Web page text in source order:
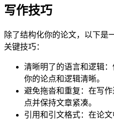
写作技巧
除了结构化你的论文，以下是
关键技巧：
清晰明了的语言和逻辑
你的论点和逻辑清晰。
避免拖沓和重复：在写
点并保持文章紧凑。
引用和引文格式：在论